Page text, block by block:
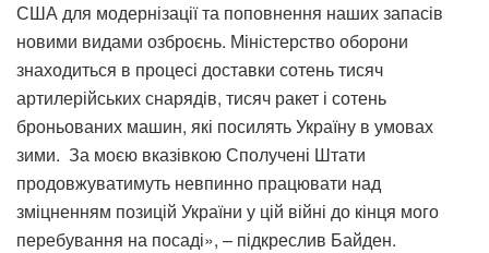
США для модернізації та поповнення наших запасів
новими видами озброєнь. Міністерство оборони
знаходиться в процесі доставки сотень тисяч
артилерійських снарядів, тисяч ракет і сотень
броньованих машин, які посилять Україну в умовах
зими. За моєю вказівкою Сполучені Штати
продовжуватимуть невпинно працювати над
зміцненням позицій України у цій війні до кінця мого
перебування на посаді», – підкреслив Байден.